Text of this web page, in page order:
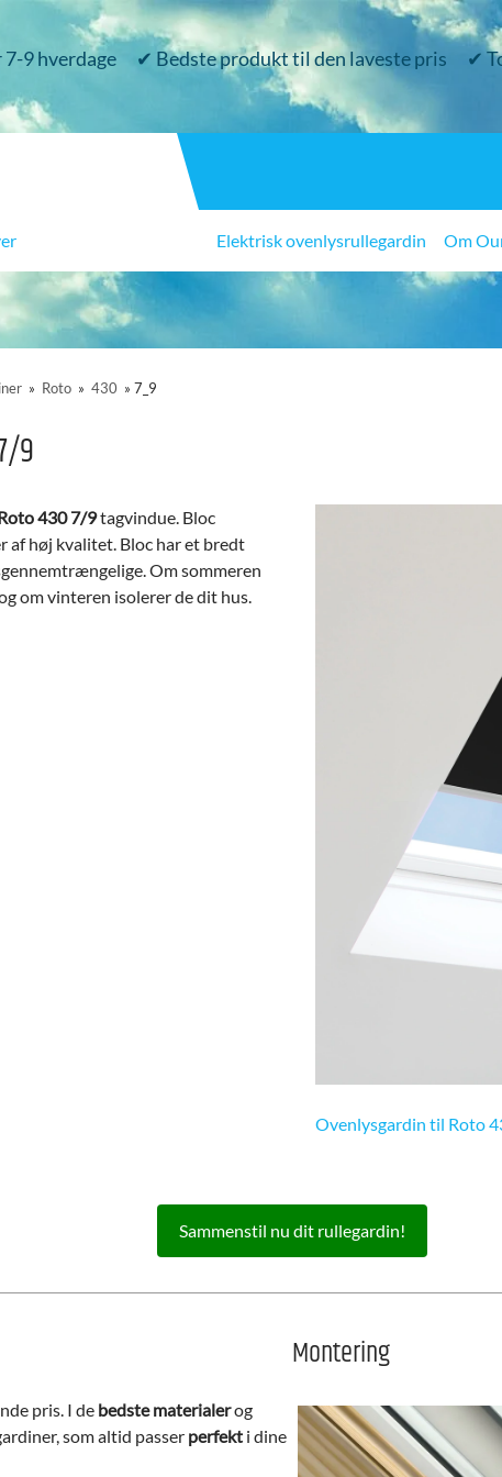
9 hverdage ✔ Bedste produkt til den laveste pris ✔
Elektrisk ovenlysrullegardin Om
» Roto » 430 » 7_9
9
430 7/9tagvindue. Bloc
af høj kvalitet. Bloc har et bredt
Om sommeren
om vinteren isolerer de dit hus.
Ovenlysgardin til Roto
Sammenstil nu dit rullegardin!
pris. I de bedste materialerog
som altid passer perfekt i dine
Montering